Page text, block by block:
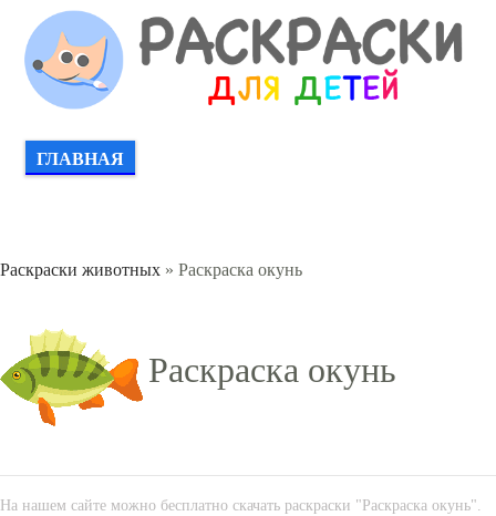
ГЛАВНАЯ
Раскраски животных » Раскраска окунь
Раскраска окунь
На нашем сайте можно бесплатно скачать раскраски "Раскраска окунь".